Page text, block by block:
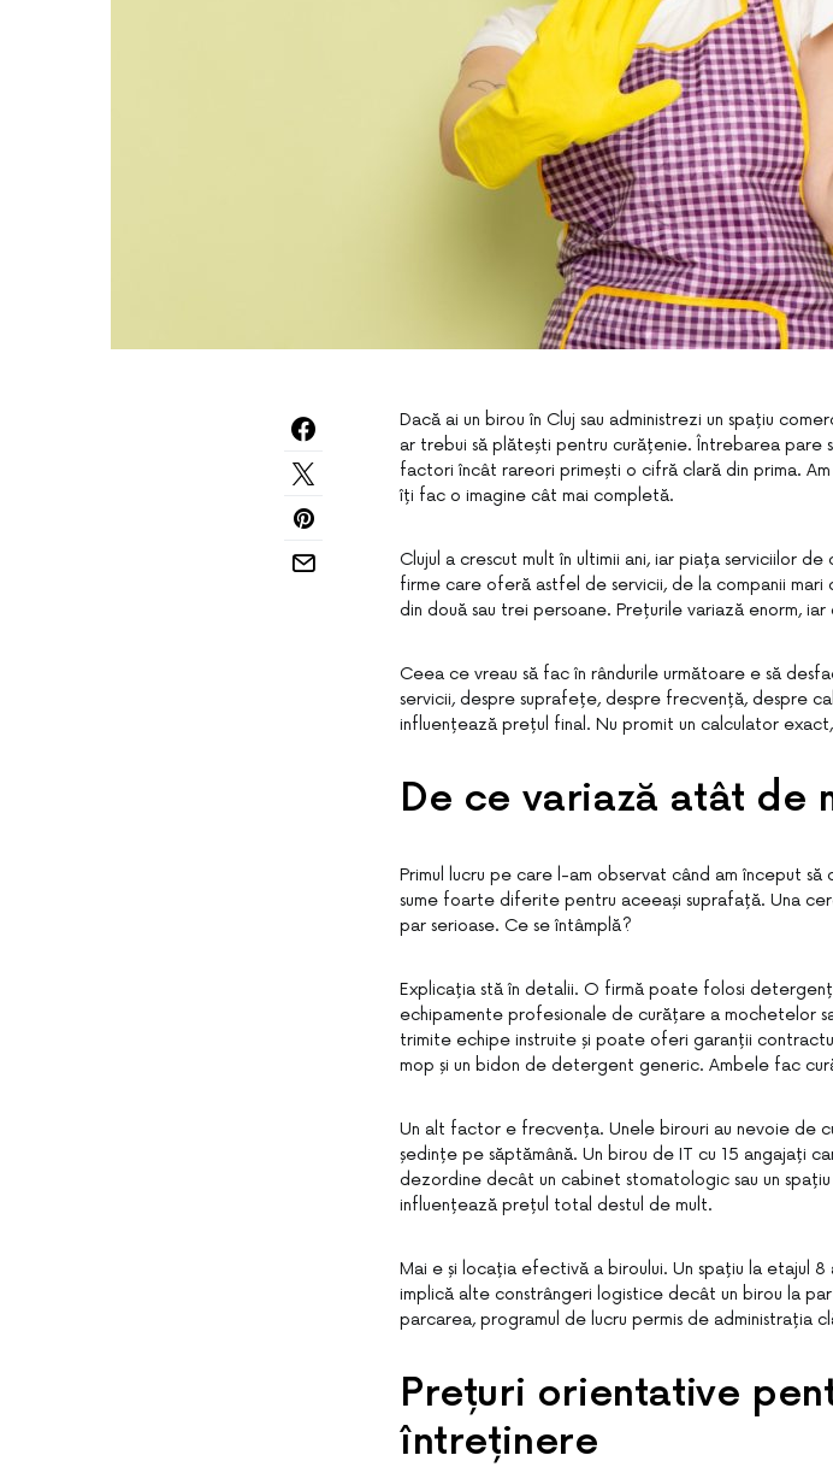
Dacă ai un birou în Cluj sau administrezi un spațiu
ar trebui să plătești pentru curățenie. Întrebarea pare
factori încât rareori primești o cifră clară din prima.
îți fac o imagine cât mai completă.
Clujul a crescut mult în ultimii ani, iar piața serviciilor
firme care oferă astfel de servicii, de la companii
din două sau trei persoane. Prețurile variază enorm,
Ceea ce vreau să fac în rândurile următoare e să
servicii, despre suprafețe, despre frecvență, despre
influențează prețul final. Nu promit un calculator
De ce variază atât de
Primul lucru pe care l-am observat când am început
sume foarte diferite pentru aceeași suprafață. Una
par serioase. Ce se întâmplă?
Explicația stă în detalii. O firmă poate folosi
echipamente profesionale de curățare a mochetelor
trimite echipe instruite și poate oferi garanții
mop și un bidon de detergent generic. Ambele fac
Un alt factor e frecvența. Unele birouri au nevoie de
ședințe pe săptămână. Un birou de IT cu 15 angajați
dezordine decât un cabinet stomatologic sau un
influențează prețul total destul de mult.
Mai e și locația efectivă a biroului. Un spațiu la etajul 8
implică alte constrângeri logistice decât un birou la
parcarea, programul de lucru permis de administrația
Prețuri orientative
întreținere